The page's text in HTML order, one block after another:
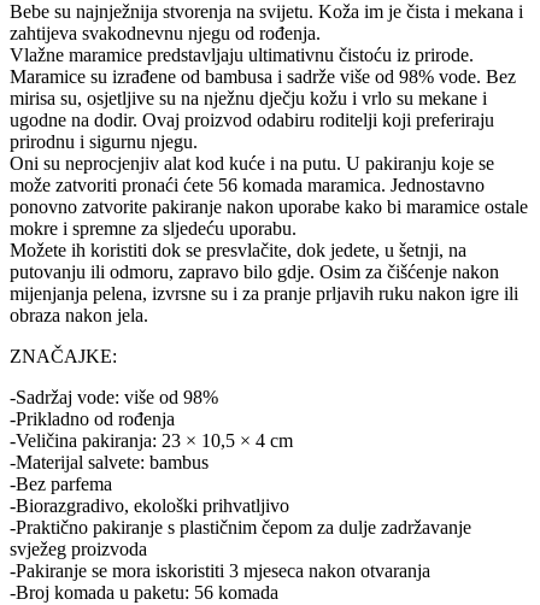
Bebe su najnježnija stvorenja na svijetu. Koža im je čista i mekana i
zahtijeva svakodnevnu njegu od rođenja.
Vlažne maramice predstavljaju ultimativnu čistoću iz prirode.
Maramice su izrađene od bambusa i sadrže više od 98% vode. Bez
mirisa su, osjetljive su na nježnu dječju kožu i vrlo su mekane i
ugodne na dodir. Ovaj proizvod odabiru roditelji koji preferiraju
prirodnu i sigurnu njegu.
Oni su neprocjenjiv alat kod kuće i na putu. U pakiranju koje se
može zatvoriti pronaći ćete 56 komada maramica. Jednostavno
ponovno zatvorite pakiranje nakon uporabe kako bi maramice ostale
mokre i spremne za sljedeću uporabu.
Možete ih koristiti dok se presvlačite, dok jedete, u šetnji, na
putovanju ili odmoru, zapravo bilo gdje. Osim za čišćenje nakon
mijenjanja pelena, izvrsne su i za pranje prljavih ruku nakon igre ili
obraza nakon jela.
ZNAČAJKE:
-Sadržaj vode: više od 98%
-Prikladno od rođenja
-Veličina pakiranja: 23 × 10,5 × 4 cm
-Materijal salvete: bambus
-Bez parfema
-Biorazgradivo, ekološki prihvatljivo
-Praktično pakiranje s plastičnim čepom za dulje zadržavanje
svježeg proizvoda
-Pakiranje se mora iskoristiti 3 mjeseca nakon otvaranja
-Broj komada u paketu: 56 komada